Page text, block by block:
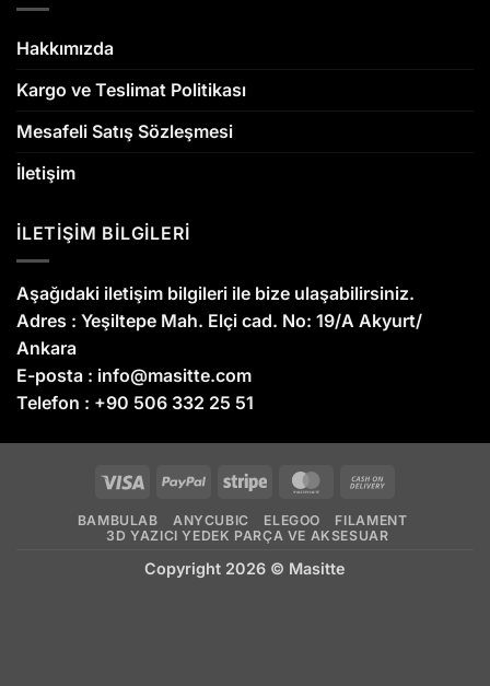
Hakkımızda
Kargo ve Teslimat Politikası
Mesafeli Satış Sözleşmesi
İletişim
İLETİŞİM BİLGİLERİ
Aşağıdaki iletişim bilgileri ile bize ulaşabilirsiniz.
Adres : Yeşiltepe Mah. Elçi cad. No: 19/A Akyurt/
Ankara
E-posta : info@masitte.com
Telefon : +90 506 332 25 51
Visa PayPal Stripe MasterCard
Delivery
BAMBULAB ANYCUBIC ELEGOO
FILAMENT
3D YAZICI YEDEK PARÇA VE AKSESUAR
Copyright 2026 © Masitte